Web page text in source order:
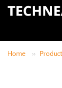
Home »